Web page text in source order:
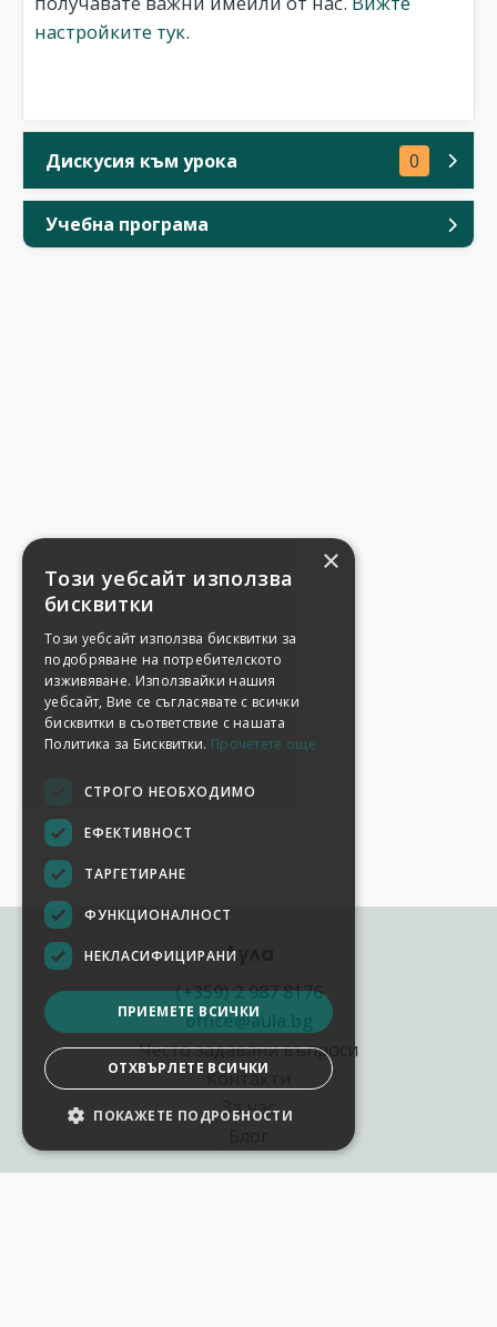
настройките тук.
Дискусия към урока 0
Учебна програма
Аула
(+359) 2 987 8176
office@aula.bg
Често задавани въпроси
Контакти
За нас
×
Този уебсайт използва
бисквитки
Този уебсайт използва бисквитки за
подобряване на потребителското
изживяване. Използвайки нашия
уебсайт, Вие се съгласявате с всички
бисквитки в съответствие с нашата
Политика за Бисквитки. Прочетете още
СТРОГО НЕОБХОДИМО
ЕФЕКТИВНОСТ
ТАРГЕТИРАНЕ
ФУНКЦИОНАЛНОСТ
НЕКЛАСИФИЦИРАНИ
ПРИЕМЕТЕ ВСИЧКИ
ОТХВЪРЛЕТЕ ВСИЧКИ
ПОКАЖЕТЕ ПОДРОБНОСТИ